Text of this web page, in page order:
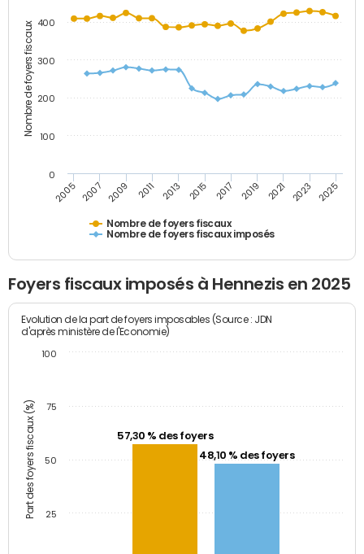
Nombre de foyers fiscaux
Nombre de foyers fiscaux
Nombre de foyers fiscaux imposés
2005 2007 2009 2011 2013 2015 2017 2019 2021 2023 2025
0
100
200
300
400
Foyers fiscaux imposés à Hennezis en 2025
Part des foyers fiscaux (%)
Evolution de la part de foyers imposables (Source : JDN
d'après ministère de l'Economie)
57,30 % des foyers
48,10 % des foyers
25
50
75
100